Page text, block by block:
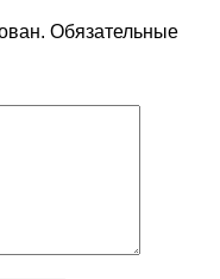
Обязательные